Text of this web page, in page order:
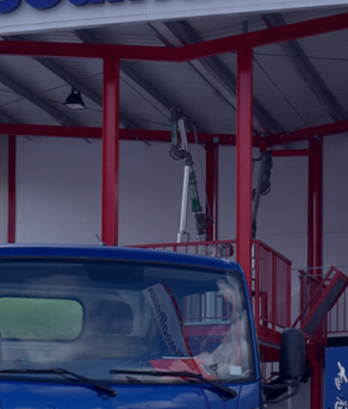
a
Calidad|Servicio
Haz tu pedido
HAZ TU PEDIDO